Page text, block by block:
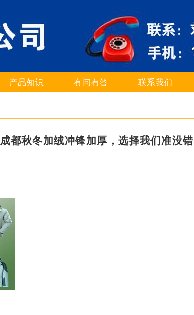
产品知识 有问有答 联系我们
成都秋冬加绒冲锋加厚，选择我们准没错